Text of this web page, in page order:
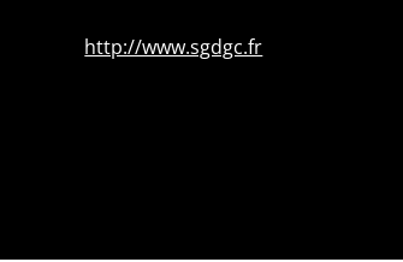
http://www.sgdgc.fr